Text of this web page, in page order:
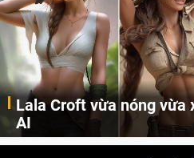
Lala Croft vừa nóng vừa
AI